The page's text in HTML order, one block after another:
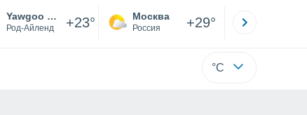
Yawgoo Valley
Род-Айленд +23° Москва
Россия +29°
°C